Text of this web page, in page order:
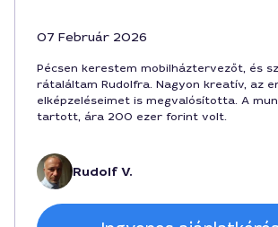
07 Február 2026
Pécsen kerestem mobilháztervezőt, és
rátaláltam Rudolfra. Nagyon kreatív, az
elképzeléseimet is megvalósította. A
tartott, ára 200 ezer forint volt.
Rudolf V.